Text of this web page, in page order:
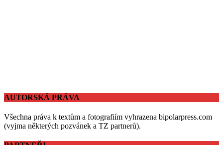
AUTORSKÁ PRÁVA
Všechna práva k textům a fotografiím vyhrazena bipolarpress.com
(vyjma některých pozvánek a TZ partnerů).